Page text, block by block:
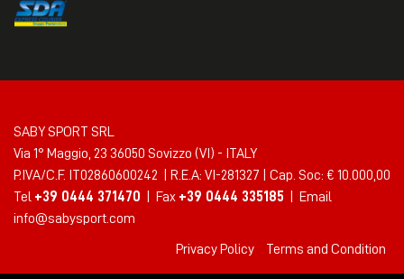
SABY SPORT SRL
Via 1° Maggio, 23 36050 Sovizzo (VI) - ITALY
P.IVA/C.F. IT02860600242 | R.E.A: VI-281327 | Cap. Soc: € 10.000,00
Tel +39 0444 371470 | Fax +39 0444 335185 | Email
info@sabysport.com
Privacy Policy Terms and Condition